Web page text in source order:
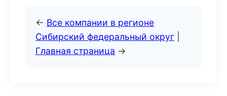
← Все компании в регионе
Сибирский федеральный округ
Главная страница →